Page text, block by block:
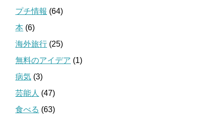
プチ情報 (64)
本 (6)
海外旅行 (25)
無料のアイデア (1)
病気 (3)
芸能人 (47)
食べる (63)